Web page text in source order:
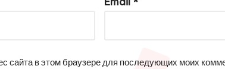
сайта в этом браузере для последующих моих